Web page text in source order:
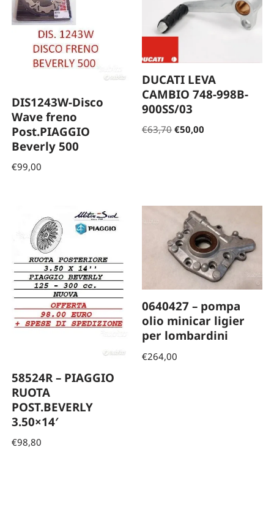
DIS1243W-Disco
Wave freno
Post.PIAGGIO
Beverly 500
€99,00
DUCATI LEVA
CAMBIO 748-998B-
900SS/03
€63,70 €50,00
58524R – PIAGGIO
RUOTA
POST.BEVERLY
3.50×14′
€98,80
0640427 – pompa
olio minicar ligier
per lombardini
€264,00